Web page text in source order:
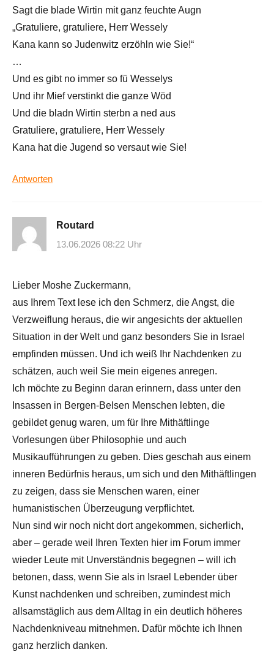
Sagt die blade Wirtin mit ganz feuchte Augn
„Gratuliere, gratuliere, Herr Wessely
Kana kann so Judenwitz erzöhln wie Sie!“
…
Und es gibt no immer so fü Wesselys
Und ihr Mief verstinkt die ganze Wöd
Und die bladn Wirtin sterbn a ned aus
Gratuliere, gratuliere, Herr Wessely
Kana hat die Jugend so versaut wie Sie!
Antworten
Routard
13.06.2026 08:22 Uhr
Lieber Moshe Zuckermann,
aus Ihrem Text lese ich den Schmerz, die Angst, die
Verzweiflung heraus, die wir angesichts der aktuellen
Situation in der Welt und ganz besonders Sie in Israel
empfinden müssen. Und ich weiß Ihr Nachdenken zu
schätzen, auch weil Sie mein eigenes anregen.
Ich möchte zu Beginn daran erinnern, dass unter den
Insassen in Bergen-Belsen Menschen lebten, die
gebildet genug waren, um für Ihre Mithäftlinge
Vorlesungen über Philosophie und auch
Musikaufführungen zu geben. Dies geschah aus einem
inneren Bedürfnis heraus, um sich und den Mithäftlingen
zu zeigen, dass sie Menschen waren, einer
humanistischen Überzeugung verpflichtet.
Nun sind wir noch nicht dort angekommen, sicherlich,
aber – gerade weil Ihren Texten hier im Forum immer
wieder Leute mit Unverständnis begegnen – will ich
betonen, dass, wenn Sie als in Israel Lebender über
Kunst nachdenken und schreiben, zumindest mich
allsamstäglich aus dem Alltag in ein deutlich höheres
Nachdenkniveau mitnehmen. Dafür möchte ich Ihnen
ganz herzlich danken.